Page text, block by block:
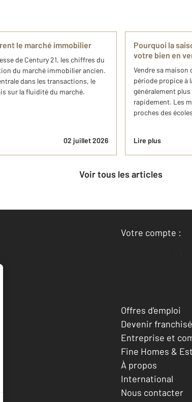
le marché immobilier
de Century 21, les chiffres du
du marché immobilier ancien.
dans les transactions, le
sur la fluidité du marché.
02 juillet 2026
Pourquoi la
votre bien en
Vendre sa maison
période propice à
généralement
rapidement. Les
proches des
Lire plus
Voir tous les articles
Votre compte :
Accéder à
Offres d'emploi
Devenir franchisé
Entreprise et
Fine Homes &
À propos
International
Nous contacter